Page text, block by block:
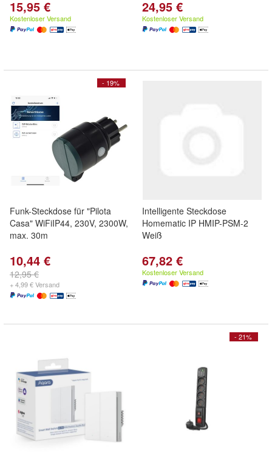
15,95 €
Kostenloser Versand
24,95 €
Kostenloser Versand
- 19%
Funk-Steckdose für "Pilota
Casa" WiFiIP44, 230V, 2300W,
max. 30m
10,44 €
12,95 €
+ 4,99 € Versand
Intelligente Steckdose
Homematic IP HMIP-PSM-2
Weiß
67,82 €
Kostenloser Versand
- 21%